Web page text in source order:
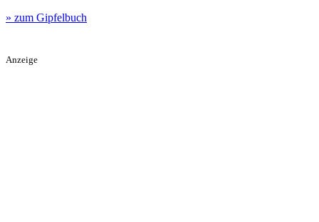
» zum Gipfelbuch
Anzeige